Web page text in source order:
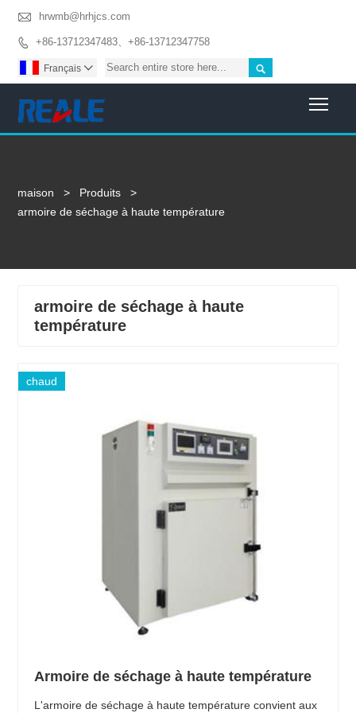
 hrwmb@hrhjcs.com
 +86-13712347483、+86-13712347758

Français 
maison > Produits
>
armoire de séchage à haute température
armoire de séchage à haute
température
chaud
Armoire de séchage à haute température
L'armoire de séchage à haute température convient aux